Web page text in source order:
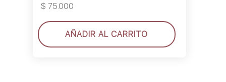
$ 75.000
AÑADIR AL CARRITO